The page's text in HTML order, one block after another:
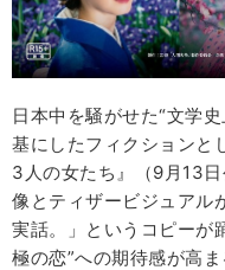
日本中を騒がせた“文学
基にしたフィクションと
3人の女たち』（9月13
像とティザービジュアル
実話。」というコピーが
極の恋”への期待感が高ま